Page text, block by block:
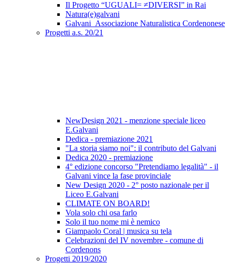
Il Progetto “UGUALI= ≠DIVERSI” in Rai
Natura(e)galvani
Galvani_Associazione Naturalistica Cordenonese
Progetti a.s. 20/21
NewDesign 2021 - menzione speciale liceo
E.Galvani
Dedica - premiazione 2021
"La storia siamo noi": il contributo del Galvani
Dedica 2020 - premiazione
4° edizione concorso "Pretendiamo legalità" - il
Galvani vince la fase provinciale
New Design 2020 - 2° posto nazionale per il
Liceo E.Galvani
CLIMATE ON BOARD!
Vola solo chi osa farlo
Solo il tuo nome mi è nemico
Giampaolo Coral | musica su tela
Celebrazioni del IV novembre - comune di
Cordenons
Progetti 2019/2020